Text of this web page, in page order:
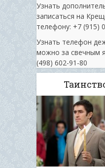
Узнать
записаться на
телефону: +7 (915)
Узнать телефон
можно за свечным
(498) 602-91-80